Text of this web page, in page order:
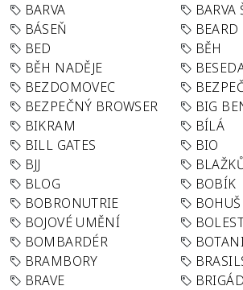
BARVA
BARVA
BÁSEŇ
BED
BĚH
BĚH NADĚJE
BEZDOMOVEC
BEZPEČNÝ BROWSER
BIG
BIKRAM
BÍLÁ
BILL GATES
BIO
BJJ
BLOG
BOBÍK
BOBRONUTRIE
BOJOVÉ UMĚNÍ
BOMBARDÉR
BRAMBORY
BRAVE